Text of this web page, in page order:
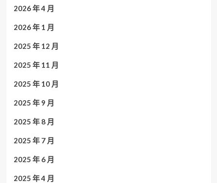
2026 年 4 月
2026 年 1 月
2025 年 12 月
2025 年 11 月
2025 年 10 月
2025 年 9 月
2025 年 8 月
2025 年 7 月
2025 年 6 月
2025 年 4 月